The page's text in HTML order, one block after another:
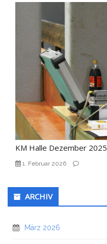
KM Halle Dezember 2025
1. Februar 2026
ARCHIV
März 2026